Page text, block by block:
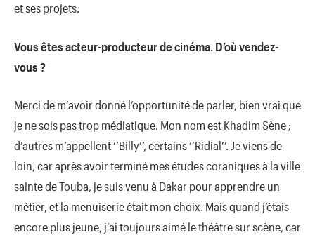
et ses projets.
Vous êtes acteur-producteur de cinéma. D’où vendez-
vous ?
Merci de m’avoir donné l’opportunité de parler, bien vrai que
je ne sois pas trop médiatique. Mon nom est Khadim Sène ;
d’autres m’appellent ‘’Billy’’, certains ‘’Ridial’’. Je viens de
loin, car après avoir terminé mes études coraniques à la ville
sainte de Touba, je suis venu à Dakar pour apprendre un
métier, et la menuiserie était mon choix. Mais quand j’étais
encore plus jeune, j’ai toujours aimé le théâtre sur scène, car